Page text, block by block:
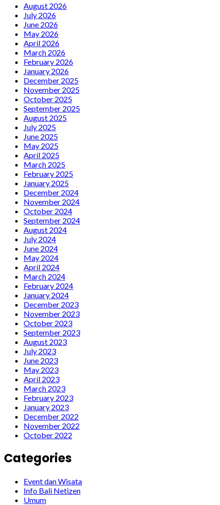
August 2026
July 2026
June 2026
May 2026
April 2026
March 2026
February 2026
January 2026
December 2025
November 2025
October 2025
September 2025
August 2025
July 2025
June 2025
May 2025
April 2025
March 2025
February 2025
January 2025
December 2024
November 2024
October 2024
September 2024
August 2024
July 2024
June 2024
May 2024
April 2024
March 2024
February 2024
January 2024
December 2023
November 2023
October 2023
September 2023
August 2023
July 2023
June 2023
May 2023
April 2023
March 2023
February 2023
January 2023
December 2022
November 2022
October 2022
Categories
Event dan Wisata
Info Bali Netizen
Umum